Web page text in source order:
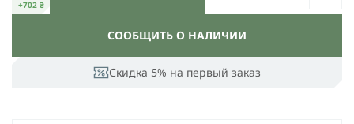
Скидка 5% на первый заказ
СООБЩИТЬ О НАЛИЧИИ
+702 ₴